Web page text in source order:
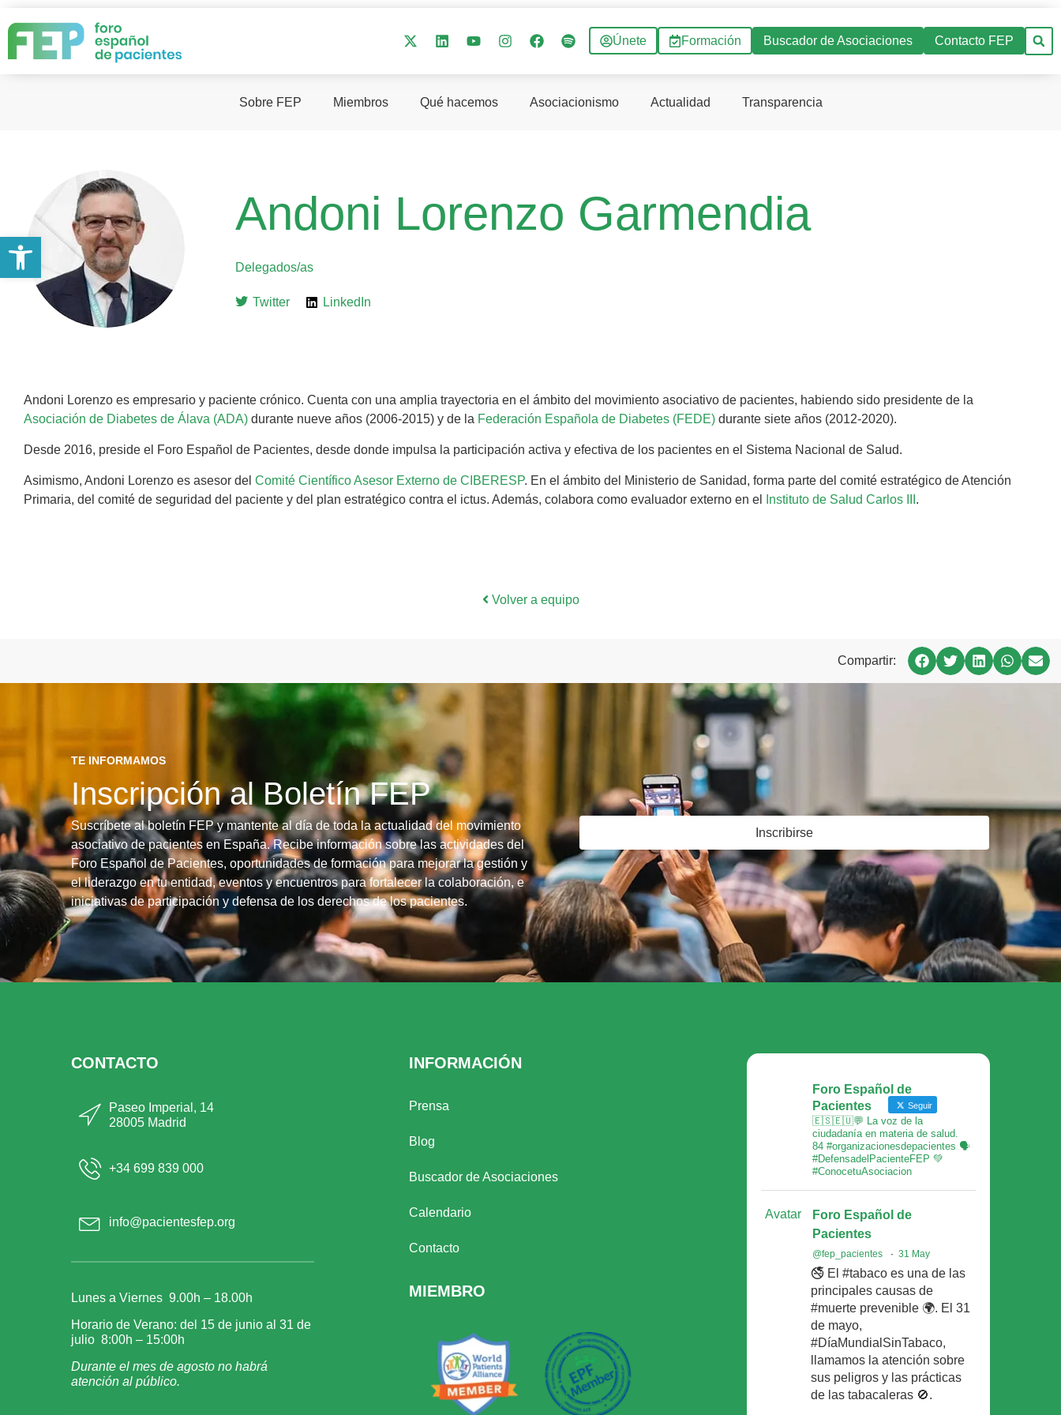
Únete Formación Buscador de Asociaciones Contacto FEP
Sobre FEP Miembros Qué hacemos Asociacionismo Actualidad Transparencia
Andoni Lorenzo Garmendia
Delegados/as
Twitter LinkedIn
Andoni Lorenzo es empresario y paciente crónico. Cuenta con una amplia trayectoria en el ámbito del movimiento asociativo de pacientes, habiendo sido presidente de la
Asociación de Diabetes de Álava (ADA) durante nueve años (2006-2015) y de la Federación Española de Diabetes (FEDE) durante siete años (2012-2020).
Desde 2016, preside el Foro Español de Pacientes, desde donde impulsa la participación activa y efectiva de los pacientes en el Sistema Nacional de Salud.
Asimismo, Andoni Lorenzo es asesor del Comité Científico Asesor Externo de CIBERESP. En el ámbito del Ministerio de Sanidad, forma parte del comité estratégico de Atención
Primaria, del comité de seguridad del paciente y del plan estratégico contra el ictus. Además, colabora como evaluador externo en el
Instituto de Salud Carlos III .
Volver a equipo
Compartir:
TE INFORMAMOS
Inscripción al Boletín FEP
Suscríbete al boletín FEP y mantente al día de toda la actualidad del movimiento
asociativo de pacientes en España. Recibe información sobre las actividades del
Foro Español de Pacientes, oportunidades de formación para mejorar la gestión y
el liderazgo en tu entidad, eventos y encuentros para fortalecer la colaboración, e
iniciativas de participación y defensa de los derechos de los pacientes.
Inscribirse
CONTACTO
Paseo Imperial, 14
28005 Madrid
+34 699 839 000
info@pacientesfep.org
Lunes a Viernes 9.00h – 18.00h
Horario de Verano: del 15 de junio al 31 de
julio 8:00h – 15:00h
Durante el mes de agosto no habrá
atención al público.
INFORMACIÓN
Prensa
Blog
Buscador de Asociaciones
Calendario
Contacto
MIEMBRO
Foro Español de
Pacientes
Seguir
🇪🇸🇪🇺💬 La voz de la
ciudadanía en materia de salud.
84 #organizacionesdepacientes 🗣
#DefensadelPacienteFEP 💚
#ConocetuAsociacion
Avatar
Foro Español de
Pacientes
@fep_pacientes · 31 May
🚭 El #tabaco es una de las
principales causas de
#muerte prevenible 🌍. El 31
de mayo,
#DíaMundialSinTabaco,
llamamos la atención sobre
sus peligros y las prácticas
de las tabacaleras 🚫.
Abrir barra de herramientas